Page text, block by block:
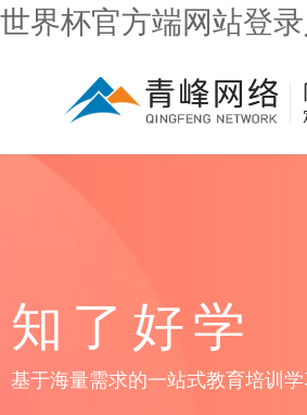
世界杯官方端网站登录
基于海量需求的一站式教育培训
知了好学